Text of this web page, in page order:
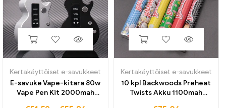
Kertakäyttöiset e-savukkeet
E-savuke Vape-kitara 80w
Vape Pen Kit 2000mah
Kertakäyttöiset e-savukkeet
10 kpl Backwoods Preheat
Twists Akku 1100mah